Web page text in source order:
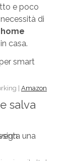
e poco
di
casa.
| Amazon
salva